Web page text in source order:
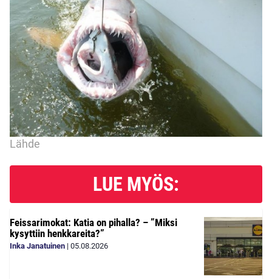
Lähde
LUE MYÖS:
Feissarimokat: Katia on pihalla? – ”Miksi
kysyttiin henkkareita?”
Inka Janatuinen | 05.08.2026